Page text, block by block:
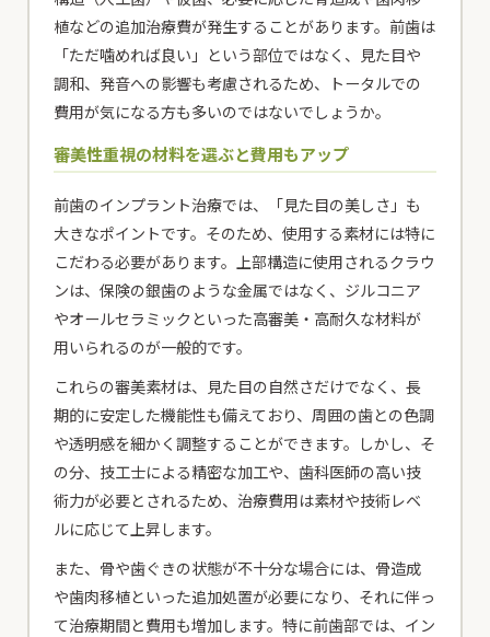
植などの追加治療費が発生することがあります。前歯は
「ただ噛めれば良い」という部位ではなく、見た目や
調和、発音への影響も考慮されるため、トータルでの
費用が気になる方も多いのではないでしょうか。
審美性重視の材料を選ぶと費用もアップ
前歯のインプラント治療では、「見た目の美しさ」も
大きなポイントです。そのため、使用する素材には特に
こだわる必要があります。上部構造に使用されるクラウ
ンは、保険の銀歯のような金属ではなく、ジルコニア
やオールセラミックといった高審美・高耐久な材料が
用いられるのが一般的です。
これらの審美素材は、見た目の自然さだけでなく、長
期的に安定した機能性も備えており、周囲の歯との色調
や透明感を細かく調整することができます。しかし、そ
の分、技工士による精密な加工や、歯科医師の高い技
術力が必要とされるため、治療費用は素材や技術レベ
ルに応じて上昇します。
また、骨や歯ぐきの状態が不十分な場合には、骨造成
や歯肉移植といった追加処置が必要になり、それに伴っ
て治療期間と費用も増加します。特に前歯部では、イン